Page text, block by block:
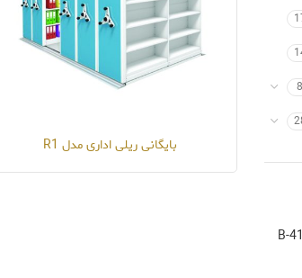
8
بایگانی ریلی اداری مدل R1